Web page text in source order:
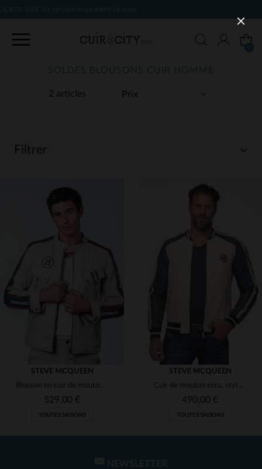
2 articles
SOLDES BLOUSONS CUIR HOMME
Filtrer
(2)
(1)
STEVE MCQUEEN
Blouson en cuir de mouton écru, inspiré par Steve McQueen et le Mans.
529,00 €
TOUTES SAISONS
STEVE MCQUEEN
Cuir de mouton écru, style McQueen. Coupe regular et intemporelle.
490,00 €
TOUTES SAISONS
NEWSLETTER